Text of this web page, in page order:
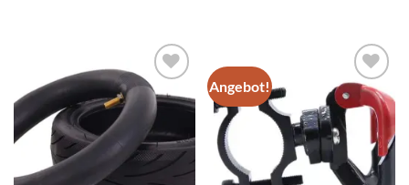
Auf die
Wunschliste
Angebot!
Auf die
Wunschliste